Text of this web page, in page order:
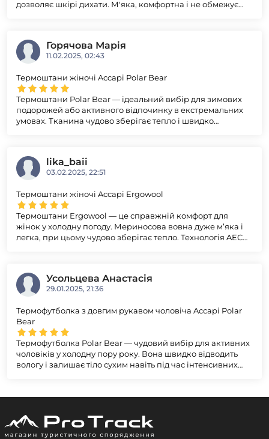
дозволяє шкірі дихати. М'яка, комфортна і не обмежує
активності. Рекомендую всім, хто шукає надійний захист
від холоду!
Горячова Марія
11.02.2025, 02:43
Термоштани жіночі Accapi Polar Bear
Термоштани Polar Bear — ідеальний вибір для зимових
подорожей або активного відпочинку в екстремальних
умовах. Тканина чудово зберігає тепло і швидко
підтримують комфортну температуру. Справжній захист
від холоду, що підійде для північних умов. Дуже
lika_baii
03.02.2025, 22:51
Термоштани жіночі Accapi Ergowool
Термоштани Ergowool — це справжній комфорт для
жінок у холодну погоду. Мериносова вовна дуже м’яка і
легка, при цьому чудово зберігає тепло. Технологія AEC
прогулянок. Рекомендую!
Усольцева Анастасія
29.01.2025, 21:36
Термофутболка з довгим рукавом чоловіча Accapi Polar
Bear
Термофутболка Polar Bear — чудовий вибір для активних
чоловіків у холодну пору року. Вона швидко відводить
вологу і залишає тіло сухим навіть під час інтенсивних
Ідеальна для зимових активностей. Рекомендую!